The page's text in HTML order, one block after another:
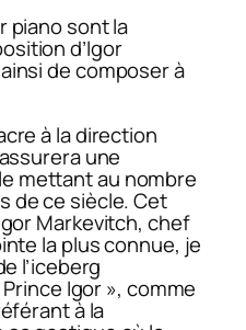
piano sont la
d’Igor
de composer à
à la direction
une
mettant au nombre
de ce siècle. Cet
Markevitch, chef
la plus connue, je
l’iceberg
Igor », comme
à la